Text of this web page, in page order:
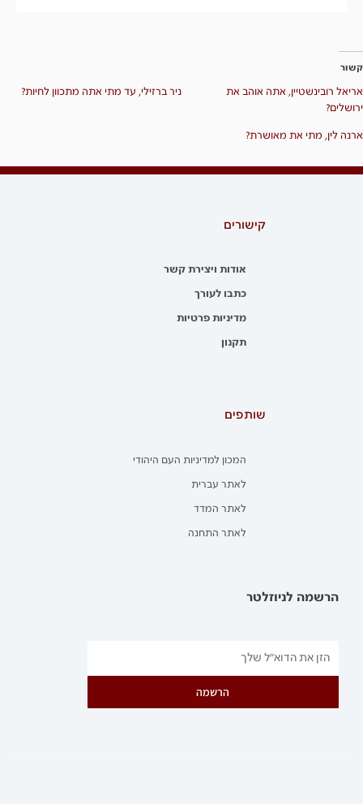
קשור
אריאל רובינשטיין, אתה אוהב את
ירושלים?
ניר ברזילי, עד מתי אתה מתכוון לחיות?
ארנה לין, מתי את מאושרת?
קישורים
אודות ויצירת קשר
כתבו לעורך
מדיניות פרטיות
תקנון
שותפים
המכון למדיניות העם היהודי
לאתר עברית
לאתר המדד
לאתר התחנה
הרשמה לניוזלטר
הרשמה